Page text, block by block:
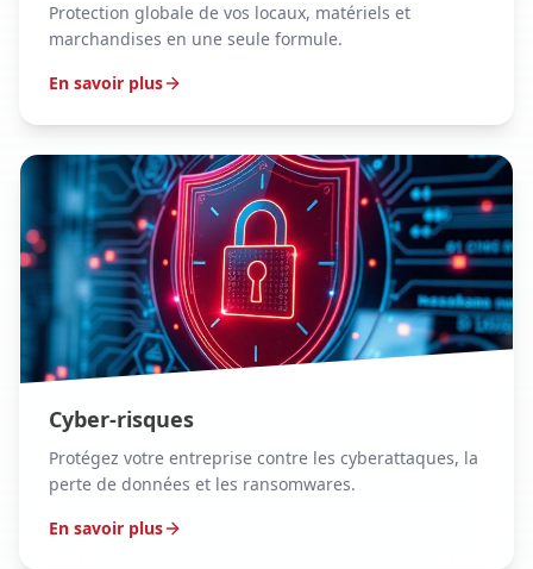
Protection globale de vos locaux, matériels et
marchandises en une seule formule.
En savoir plus
Cyber-risques
Protégez votre entreprise contre les cyberattaques, la
perte de données et les ransomwares.
En savoir plus